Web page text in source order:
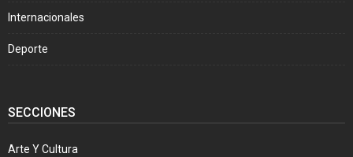
Internacionales
Deporte
SECCIONES
Arte Y Cultura